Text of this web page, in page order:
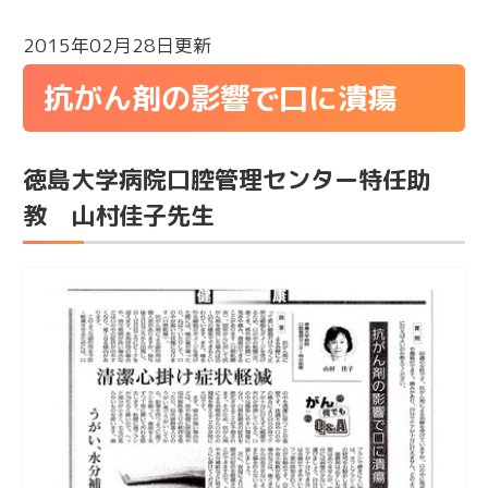
2015年02月28日更新
抗がん剤の影響で口に潰瘍
徳島大学病院口腔管理センター特任助
教 山村佳子先生